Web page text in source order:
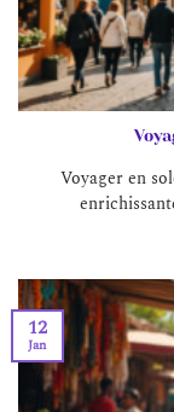
Voyager en
12
Jan